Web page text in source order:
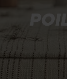
Unmute /